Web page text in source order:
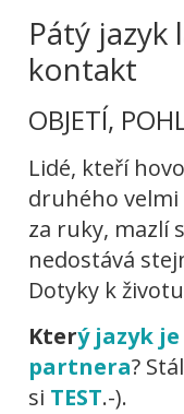
Pátý jazyk
kontakt
OBJETÍ,
Lidé, kteří
druhého
za ruky, mazlí
nedostává
Dotyky k
Který jazyk
partnera?
si TEST.-).